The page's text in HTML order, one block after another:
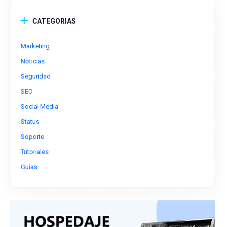
CATEGORIAS
Marketing
Noticias
Seguridad
SEO
Social Media
Status
Soporte
Tutoriales
Guías